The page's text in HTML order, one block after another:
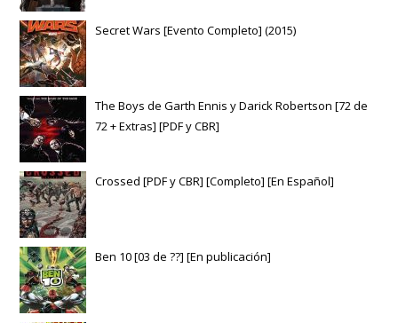
Secret Wars [Evento Completo] (2015)
The Boys de Garth Ennis y Darick Robertson [72 de
72 + Extras] [PDF y CBR]
Crossed [PDF y CBR] [Completo] [En Español]
Ben 10 [03 de ??] [En publicación]